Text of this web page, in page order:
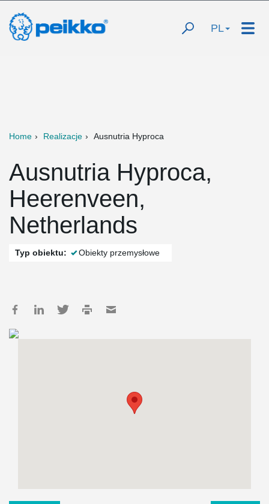
PL
Home Realizacje Ausnutria Hyproca
Ausnutria Hyproca,
Heerenveen,
Netherlands
Typ obiektu: Obiekty przemysłowe